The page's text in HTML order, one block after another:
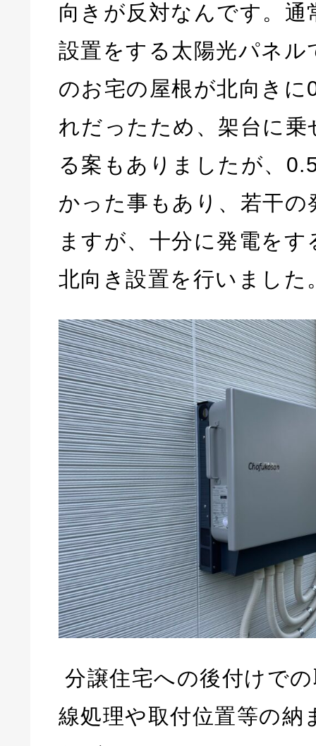
向きが反対なんです。通
設置をする太陽光パネル
のお宅の屋根が北向きに
れだったため、架台に
る案もありましたが、
かった事もあり、若干
ますが、十分に発電を
北向き設置を行いました
分譲住宅への後付けで
線処理や取付位置等の納